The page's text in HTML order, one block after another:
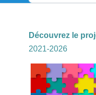
Découvrez le
2021-2026